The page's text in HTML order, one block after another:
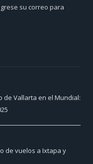
su correo para
de Vallarta en el Mundial:
de vuelos a Ixtapa y